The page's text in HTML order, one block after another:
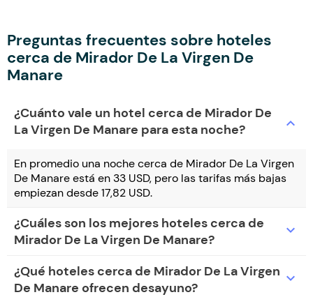
Preguntas frecuentes sobre hoteles
cerca de Mirador De La Virgen De
Manare
¿Cuánto vale un hotel cerca de Mirador De
La Virgen De Manare para esta noche?
expand_more
En promedio una noche cerca de Mirador De La Virgen
De Manare está en 33 USD, pero las tarifas más bajas
empiezan desde 17,82 USD.
¿Cuáles son los mejores hoteles cerca de
Mirador De La Virgen De Manare?
expand_more
¿Qué hoteles cerca de Mirador De La Virgen
De Manare ofrecen desayuno?
expand_more